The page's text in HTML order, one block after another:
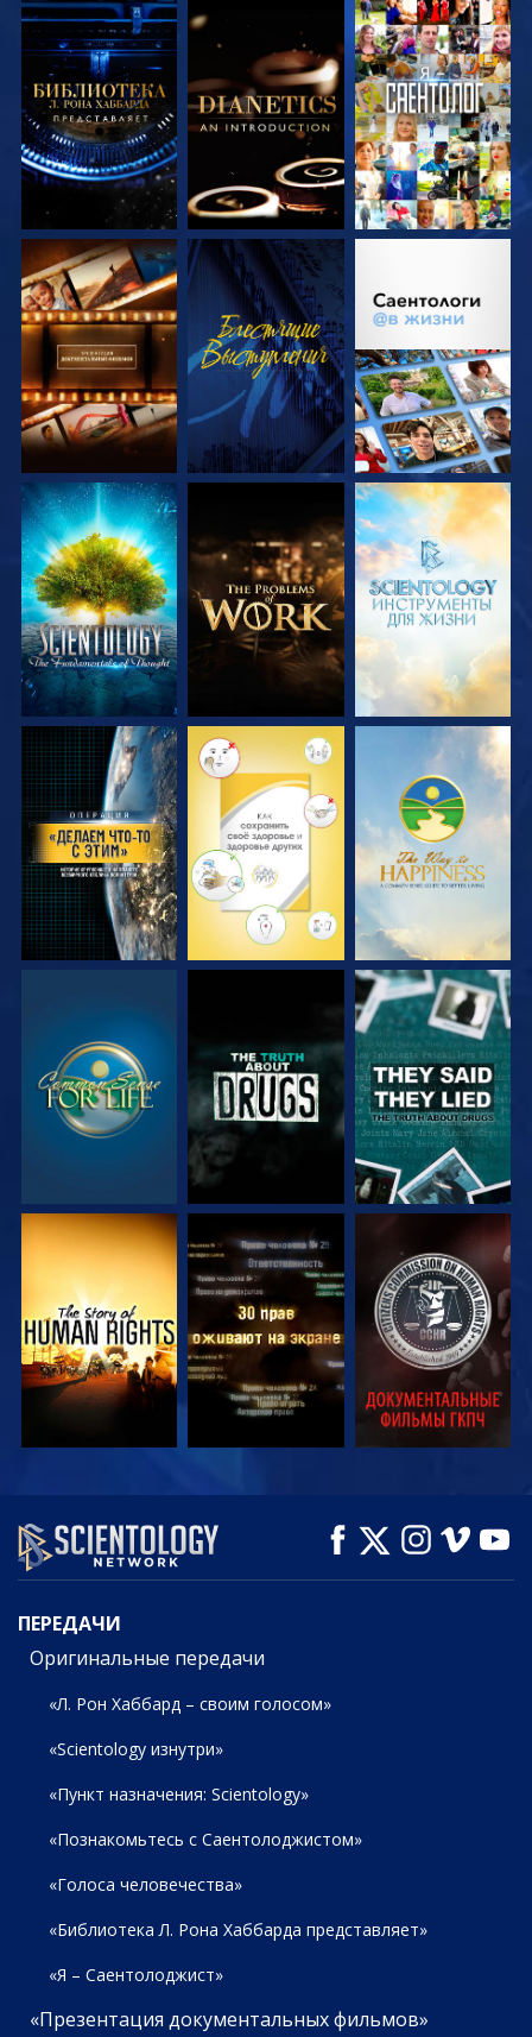
СМОТРЕТЬ
ПЕРЕДАЧИ
СМОТРЕТЬ
ПЕРЕДАЧИ
СМОТРЕТЬ
СМОТРЕТЬ
ПЕРЕДАЧИ
СМОТРЕТЬ
СМОТРЕТЬ
СМОТРЕТЬ
ПЕРЕДАЧИ
СМОТРЕТЬ
ПЕРЕДАЧИ
СМОТРЕТЬ
ПЕРЕДАЧИ
СМОТРЕТЬ СМОТРЕТЬ СМОТРЕТЬ
СМОТРЕТЬ СМОТРЕТЬ СМОТРЕТЬ
СМОТРЕТЬ СМОТРЕТЬ СМОТРЕТЬ
СМОТРЕТЬ СМОТРЕТЬ
СМОТРЕТЬ
ПЕРЕДАЧИ
ПЕРЕДАЧИ
Оригинальные передачи
«Л. Рон Хаббард – своим голосом»
«Scientology изнутри»
«Пункт назначения: Scientology»
«Познакомьтесь с Саентолоджистом»
«Голоса человечества»
«Библиотека Л. Рона Хаббарда представляет»
«Я – Саентолоджист»
«Презентация документальных фильмов»